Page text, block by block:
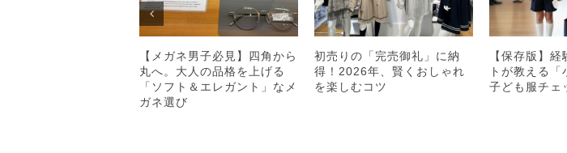
【メガネ男子必見】四角から
丸へ。大人の品格を上げる
「ソフト＆エレガント」なメ
ガネ選び
初売りの「完売御礼」に納
得！2026年、賢くおしゃれ
を楽しむコツ
【保存版】
トが教える「
子ども服チェ